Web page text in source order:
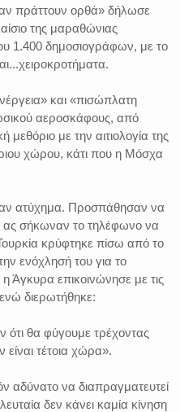
πράττουν ορθά» δήλωσε
της μαραθώνιας
1.400 δημοσιογράφων, με το
και «πισώπλατη
αεροσκάφους, από
μεθόριο με την αιτιολογία της
χώρου, κάτι που η Μόσχα
ατύχημα. Προσπάθησαν να
σήκωναν το τηλέφωνο να
κρύφτηκε πίσω από το
ενόχλησή του για το
Άγκυρα επικοινώνησε με τις
διερωτήθηκε:
ότι θα φύγουμε τρέχοντας
τέτοια χώρα».
αδύνατο να διαπραγματευτεί
δεν κάνει καμία κίνηση